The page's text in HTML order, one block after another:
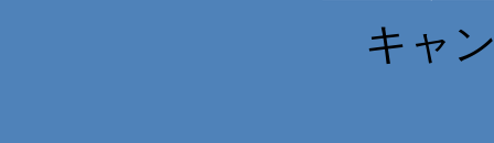
キャ